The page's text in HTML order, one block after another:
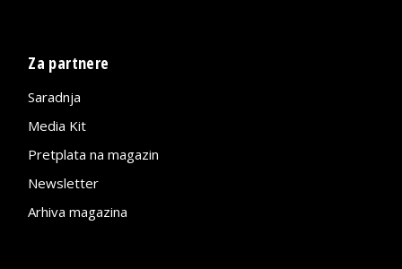
Za partnere
Saradnja
Media Kit
Pretplata na magazin
Newsletter
Arhiva magazina